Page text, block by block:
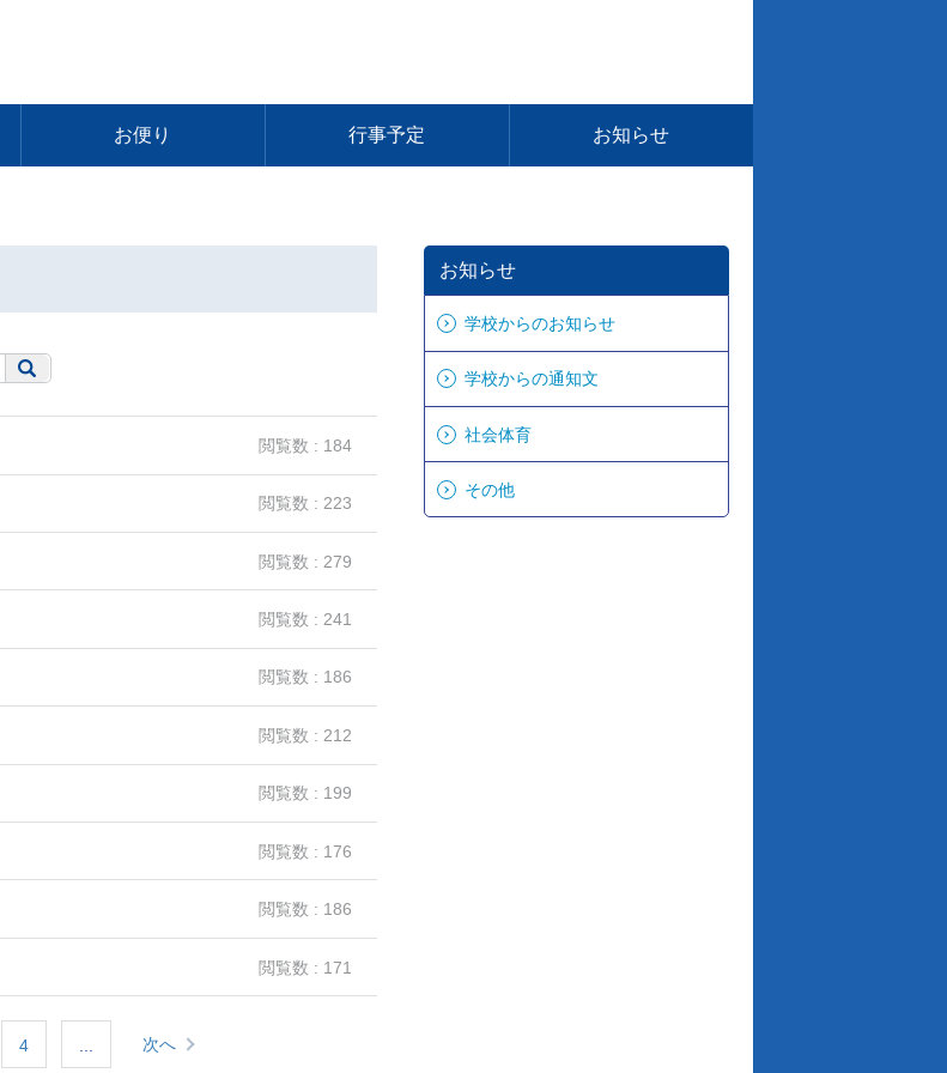
お便り 行事予定 お知らせ
閲覧数 : 184
閲覧数 : 223
閲覧数 : 279
閲覧数 : 241
閲覧数 : 186
閲覧数 : 212
閲覧数 : 199
閲覧数 : 176
閲覧数 : 186
閲覧数 : 171
4 次へ
お知らせ
学校からのお知らせ
学校からの通知文
社会体育
その他